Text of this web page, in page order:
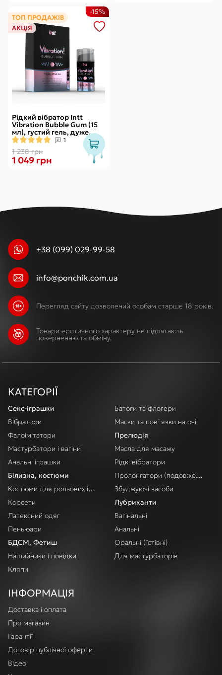
ТОП ПРОДАЖІВ
АКЦІЯ
Рідкий вібратор Intt
Vibration Bubble Gum (15
мл), густий гель, дуже
смачний, діє до 30 хвилин
1
1 238 грн
-15%
1 049 грн
+38 (099) 029-99-58
info@ponchik.com.ua
Перегляд сайту дозволений особам старше 18 років.
Товари еротичного характеру не підлягають
поверненню та обміну.
КАТЕГОРІЇ
Секс-іграшки
Вібратори
Фалоімітатори
Мастурбатори і вагіни
Анальні іграшки
Білизна, костюми
Костюми для рольових ігор
Корсети
Латексний одяг
Пеньюари
БДСМ, Фетиш
Нашийники і повідки
Кляпи
Батоги та флогери
Маски та пов`язки на очі
Прелюдія
Масла для масажу
Рідкі вібратори
Пролонгатори (подовження
Збуджуючі засоби
Лубриканти
Вагінальні
Анальні
Оральні (їстівні)
Для мастурбаторів
ІНФОРМАЦІЯ
Доставка і оплата
Про магазин
Гарантії
Договір публічної оферти
Відео